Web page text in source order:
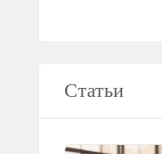
Статьи